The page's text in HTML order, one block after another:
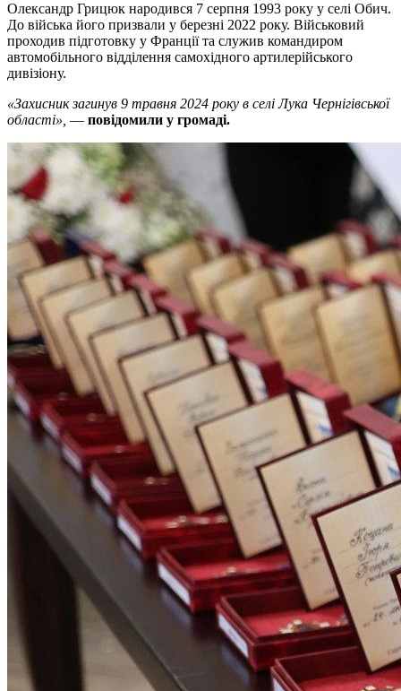
Олександр Грицюк народився 7 серпня 1993 року у селі Обич.
До війська його призвали у березні 2022 року. Військовий
проходив підготовку у Франції та служив командиром
автомобільного відділення самохідного артилерійського
дивізіону.
«Захисник загинув 9 травня 2024 року в селі Лука Чернігівської
області», — повідомили у громаді.